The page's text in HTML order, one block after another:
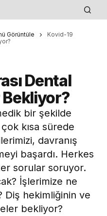
Görüntüle
Kovid-19
Dental
bir şekilde
kısa sürede
davranış
başardı. Herkes
sorular soruyor.
İşlerimize ne
Diş hekimliğinin ve
bekliyor?